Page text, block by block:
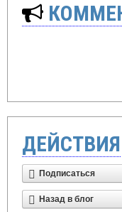
ДЕЙСТВИЯ
Подписаться
Назад в блог